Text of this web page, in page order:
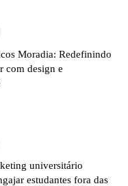
Moradia: Redefinindo
com design e
universitário
estudantes fora das